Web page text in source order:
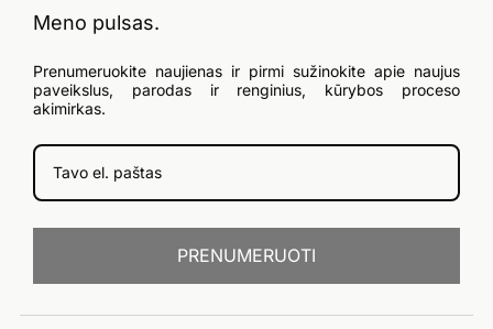
Meno pulsas.
Prenumeruokite naujienas ir pirmi sužinokite apie naujus
paveikslus, parodas ir renginius, kūrybos proceso
akimirkas.
PRENUMERUOTI